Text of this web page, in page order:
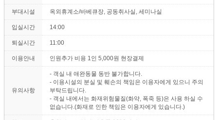
부대시설 옥외휴계소/바베큐장, 공동취사실, 세미나실
입실시간 14:00
퇴실시간 11:00
이용안내 인원추가 비용 1인 5,000원 현장결제
유의사항
- 객실 내 애완동물 동반 불가합니다.
- 이용시설의 분실 및 훼손의 책임은 이용자에게 있으니 주의
부탁드립니다.
- 객실 내에서는 화재위험물질(화약, 폭죽 등)은 사용 하실 수
없습니다.(화재로 인한 책임은 이용자에게 있습니다.)